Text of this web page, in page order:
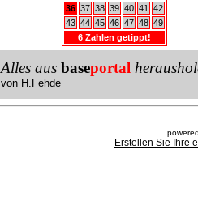
36 37 38 39 40 41
42
43 44 45 46 47 48 49
6 Zahlen getippt!
Alles aus baseportal
von H.Fehde
Erstellen Sie Ihre